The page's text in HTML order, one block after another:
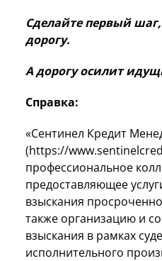
Сделайте первый
дорогу.
А дорогу осилит
Справка:
«Сентинел Кредит
(https://
профессиональное
предоставляющее
взыскания
также организацию и
взыскания в рамках
исполнительного